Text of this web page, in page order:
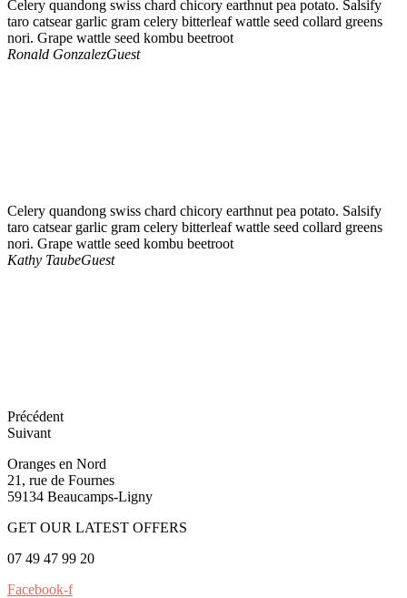
Celery quandong swiss chard chicory earthnut pea potato. Salsify
taro catsear garlic gram celery bitterleaf wattle seed collard greens
nori. Grape wattle seed kombu beetroot
Ronald GonzalezGuest
Celery quandong swiss chard chicory earthnut pea potato. Salsify
taro catsear garlic gram celery bitterleaf wattle seed collard greens
nori. Grape wattle seed kombu beetroot
Kathy TaubeGuest
Précédent
Suivant
Oranges en Nord
21, rue de Fournes
59134 Beaucamps-Ligny
GET OUR LATEST OFFERS
07 49 47 99 20
Facebook-f